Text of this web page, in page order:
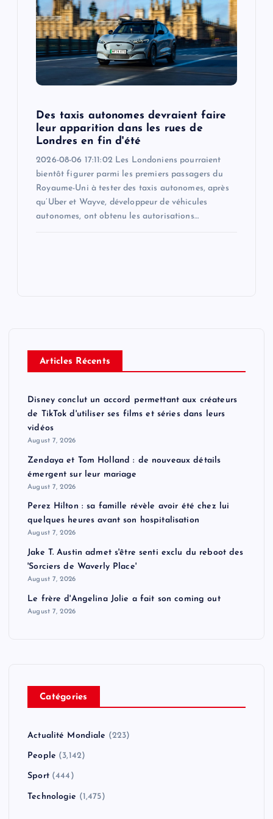
Des taxis autonomes devraient faire
leur apparition dans les rues de
Londres en fin d'été
2026-08-06 17:11:02 Les Londoniens pourraient
bientôt figurer parmi les premiers passagers du
Royaume-Uni à tester des taxis autonomes, après
qu’Uber et Wayve, développeur de véhicules
autonomes, ont obtenu les autorisations…
Articles Récents
Disney conclut un accord permettant aux créateurs
de TikTok d'utiliser ses films et séries dans leurs
vidéos
August 7, 2026
Zendaya et Tom Holland : de nouveaux détails
émergent sur leur mariage
August 7, 2026
Perez Hilton : sa famille révèle avoir été chez lui
quelques heures avant son hospitalisation
August 7, 2026
Jake T. Austin admet s'être senti exclu du reboot des
'Sorciers de Waverly Place'
August 7, 2026
Le frère d'Angelina Jolie a fait son coming out
August 7, 2026
Catégories
Actualité Mondiale (223)
People (3,142)
Sport(444)
Technologie (1,475)